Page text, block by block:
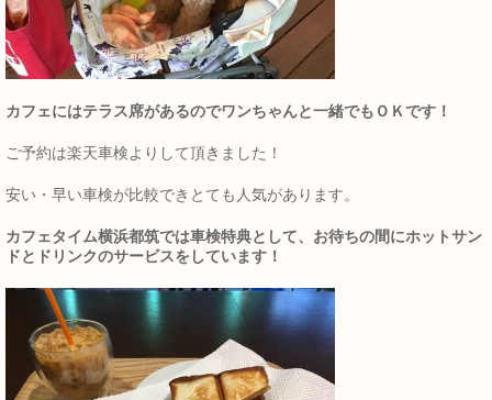
カフェにはテラス席があるのでワンちゃんと一緒でもＯＫです！
ご予約は楽天車検よりして頂きました！
安い・早い車検が比較できとても人気があります。
カフェタイム横浜都筑では車検特典として、お待ちの間にホットサン
ドとドリンクのサービスをしています！